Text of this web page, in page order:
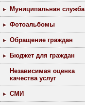
Муниципальная служба
Фотоальбомы
Обращение граждан
Бюджет для граждан
Независимая оценка
качества услуг
СМИ